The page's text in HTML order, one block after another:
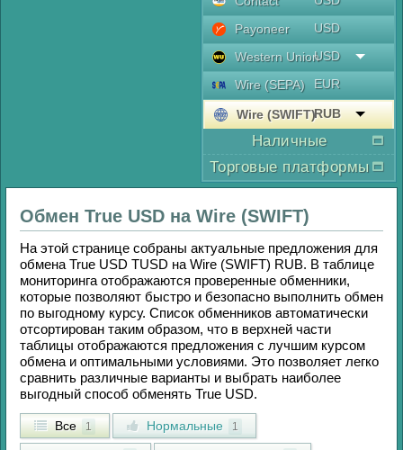
Payoneer
USD
Western UnionUSD
Wire (SEPA)
EUR
Wire (SWIFT)RUB
Наличные
Торговые платформы
Обмен True USD на Wire (SWIFT)
На этой странице собраны актуальные предложения для
обмена True USD TUSD на Wire (SWIFT) RUB. В таблице
мониторинга отображаются проверенные обменники,
которые позволяют быстро и безопасно выполнить обмен
по выгодному курсу. Список обменников автоматически
отсортирован таким образом, что в верхней части
таблицы отображаются предложения с лучшим курсом
обмена и оптимальными условиями. Это позволяет легко
сравнить различные варианты и выбрать наиболее
выгодный способ обменять True USD.
Все 1 Нормальные 1